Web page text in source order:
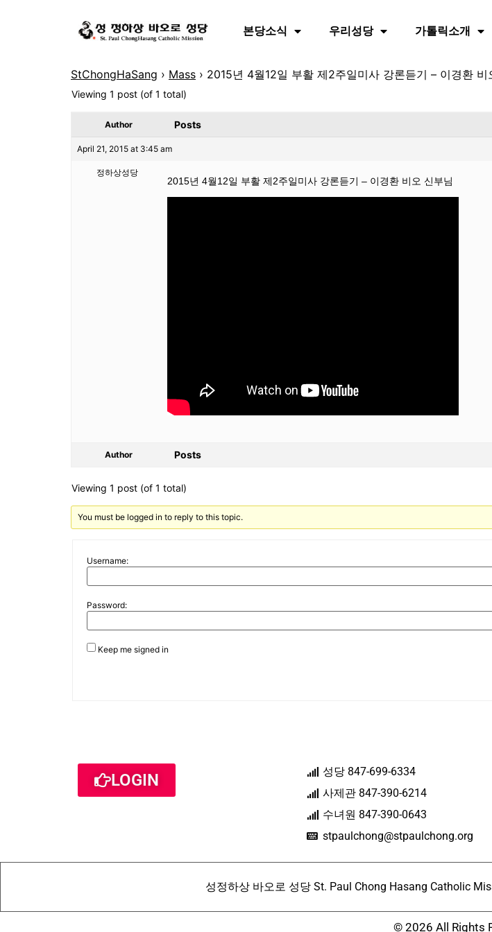
본당소식 우리성당 가톨릭소개
StChongHaSang › Mass › 2015년 4월12일 부활 제2주일미사 강론듣기 – 이경환 비
Viewing 1 post (of 1 total)
Author Posts
April 21, 2015 at 3:45 am
정하상성당
2015년 4월12일 부활 제2주일미사 강론듣기 – 이경환 비오 신부님
Author Posts
Viewing 1 post (of 1 total)
You must be logged in to reply to this topic.
Username:
Password:
Keep me signed in
LOGIN
성당 847-699-6334
사제관 847-390-6214
수녀원 847-390-0643
stpaulchong@stpaulchong.org
성정하상 바오로 성당 St. Paul Chong Hasang Catholic
© 2026 All Rights